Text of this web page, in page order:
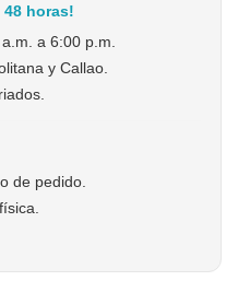
horas!
a 6:00 p.m.
y Callao.
de pedido.